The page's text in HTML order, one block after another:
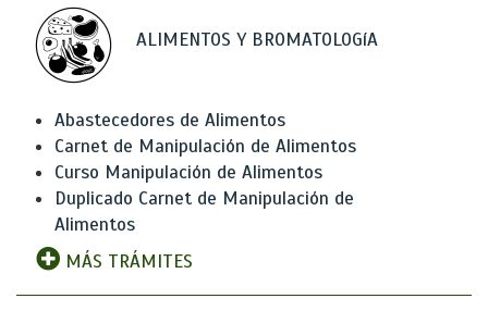
ALIMENTOS Y BROMATOLOGíA
Abastecedores de Alimentos
Carnet de Manipulación de Alimentos
Curso Manipulación de Alimentos
Duplicado Carnet de Manipulación de
Alimentos
MÁS TRÁMITES